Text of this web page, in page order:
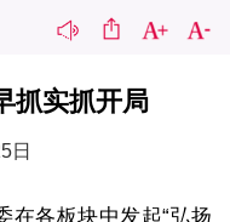
抓实抓开局
日
在各板块中发起“弘扬